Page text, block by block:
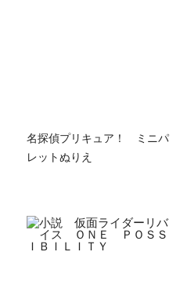
名探偵プリキュア！ ミニパ
レットぬりえ